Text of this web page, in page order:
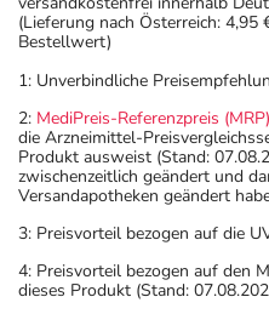
(Lieferung nach Österreich:
Bestellwert)
1: Unverbindliche
2: MediPreis-Referenzpreis (MRP)
die Arzneimittel-
Produkt ausweist (Stand:
zwischenzeitlich geändert und
Versandapotheken geändert
3: Preisvorteil bezogen auf die
4: Preisvorteil bezogen auf den
dieses Produkt (Stand: